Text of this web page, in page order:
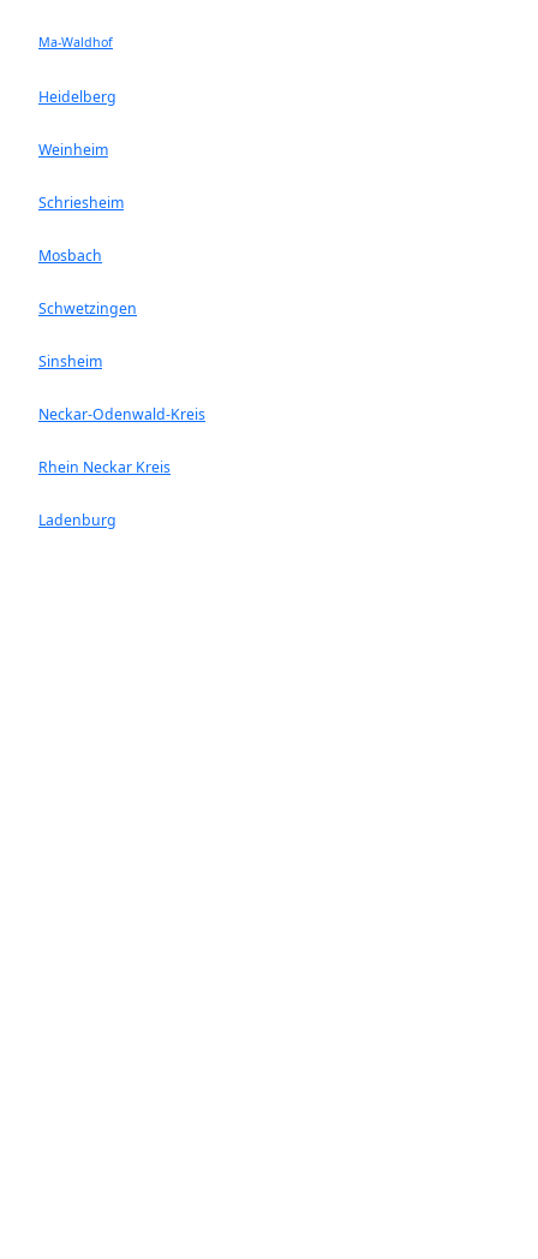
Ma-Waldhof
Heidelberg
Weinheim
Schriesheim
Mosbach
Schwetzingen
Sinsheim
Neckar-Odenwald-Kreis
Rhein Neckar Kreis
Ladenburg